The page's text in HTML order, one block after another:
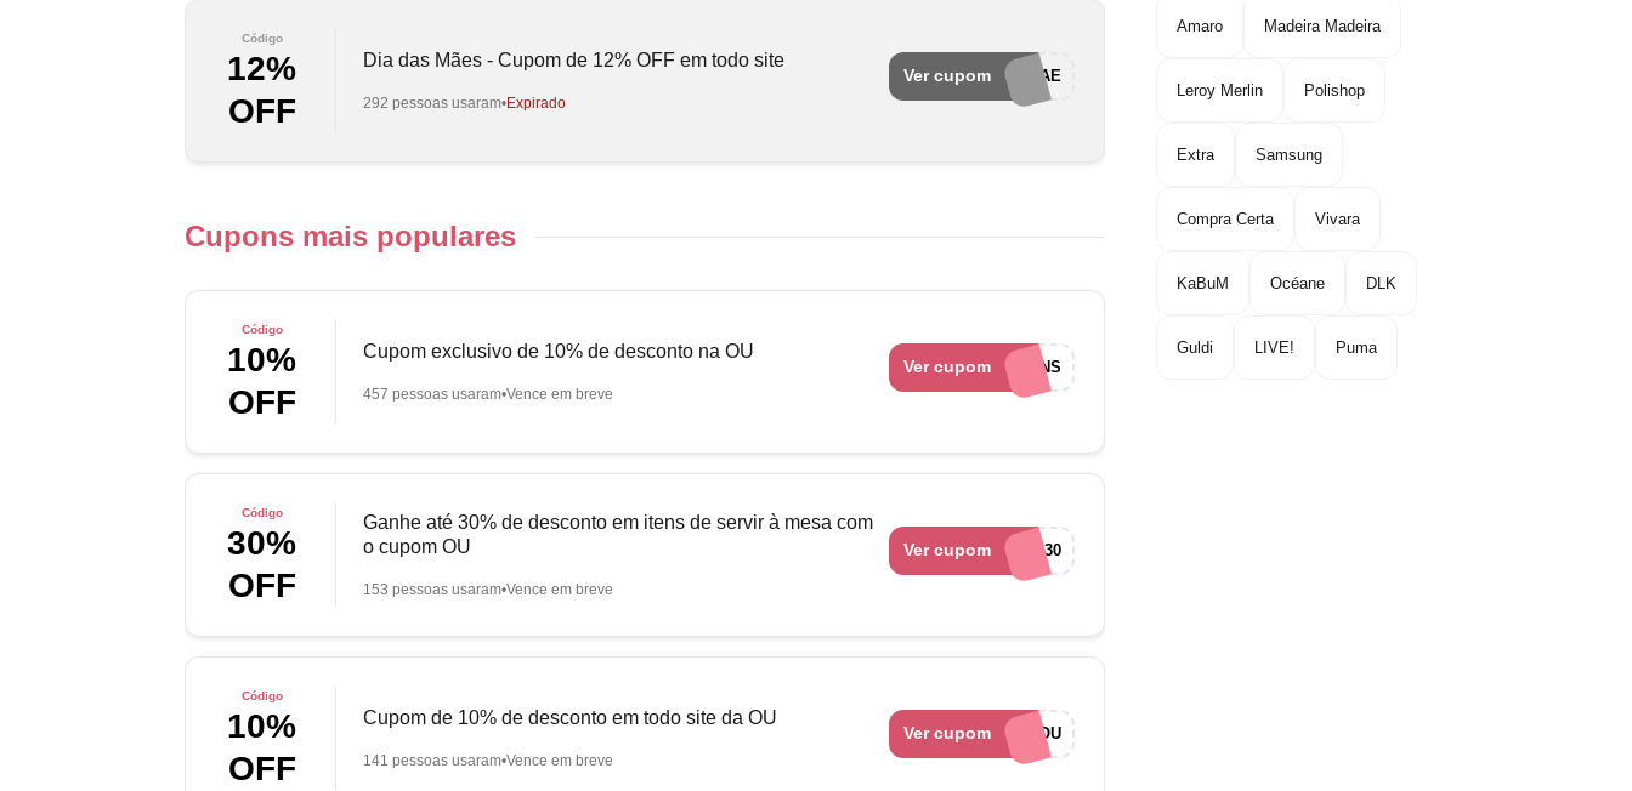
Código
12%
OFF
Dia das Mães - Cupom de 12% OFF em todo site
292 pessoas usaram Expirado
Ver cupom MAE
Cupons mais populares
Código
10%
OFF
Cupom exclusivo de 10% de desconto na OU
457 pessoas usaram Vence em breve
Ver cupom
EUAMOCUPONS
Código
30%
OFF
Ganhe até 30% de desconto em itens de servir à mesa com
o cupom OU
153 pessoas usaram Vence em breve
Ver cupomraservir30
Código
10%
OFF
Cupom de 10% de desconto em todo site da OU
141 pessoas usaram Vence em breve
Ver cupomBEMVINDOU
Amaro Madeira Madeira
Leroy Merlin Polishop
Extra Samsung
Compra Certa Vivara
KaBuM Océane DLK
Guldi LIVE! Puma